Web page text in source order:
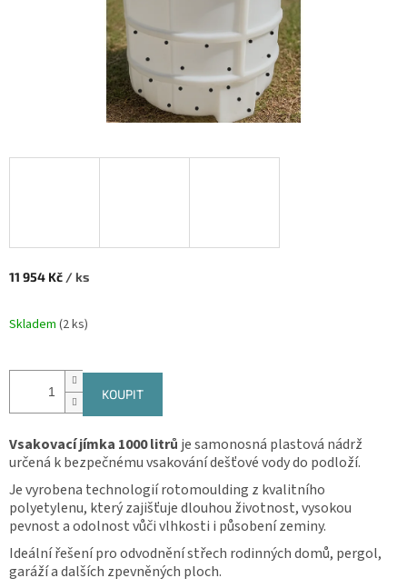
11 954 Kč / ks
Skladem (2 ks)
KOUPIT
Vsakovací jímka 1000 litrůje samonosná plastová nádrž
určená k bezpečnému vsakování dešťové vody do podloží.
Je vyrobena technologií rotomoulding z kvalitního
polyetylenu, který zajišťuje dlouhou životnost, vysokou
pevnost a odolnost vůči vlhkosti i působení zeminy.
Ideální řešení pro odvodnění střech rodinných domů, pergol,
garáží a dalších zpevněných ploch.